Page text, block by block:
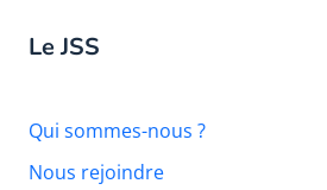
Le JSS
Qui sommes-nous ?
Nous rejoindre